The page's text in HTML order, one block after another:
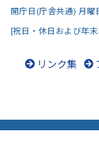
開庁日(庁舎共通) 月曜
[祝日・休日および年
リンク集